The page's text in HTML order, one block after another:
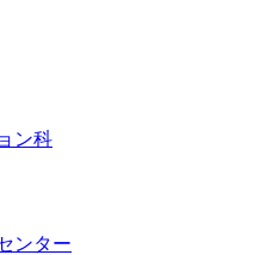
ン科
ンター